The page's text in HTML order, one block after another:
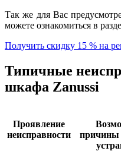
Так же для Вас
можете ознакомиться в
Получить скидку 15 % на
Типичные
шкафа Zanussi
Проявление
неисправности
причины